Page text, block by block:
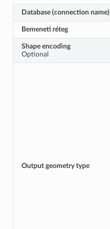
Database (connection name)
Bemeneti réteg
Shape encoding
Optional
Output geometry type